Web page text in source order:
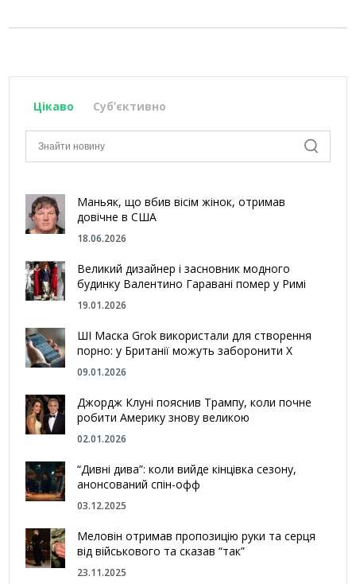
Цікаво Субʼєктивно
Маньяк, що вбив вісім жінок, отримав
довічне в США
18.06.2026
Великий дизайнер і засновник модного
будинку Валентино Гаравані помер у Римі
19.01.2026
ШІ Маска Grok використали для створення
порно: у Британії можуть заборонити Х
09.01.2026
Джордж Клуні пояснив Трампу, коли почне
робити Америку знову великою
02.01.2026
“Дивні дива”: коли вийде кінцівка сезону,
анонсований спін-офф
03.12.2025
Меловін отримав пропозицію руки та серця
від військового та сказав “так”
23.11.2025